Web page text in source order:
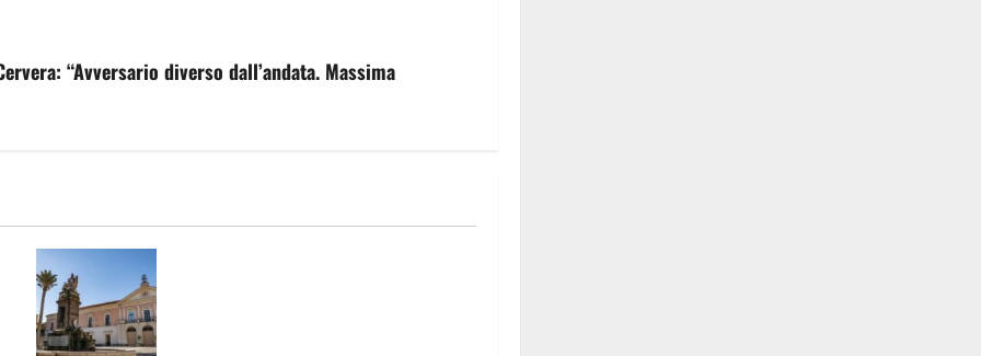
“Avversario diverso dall’andata. Massima